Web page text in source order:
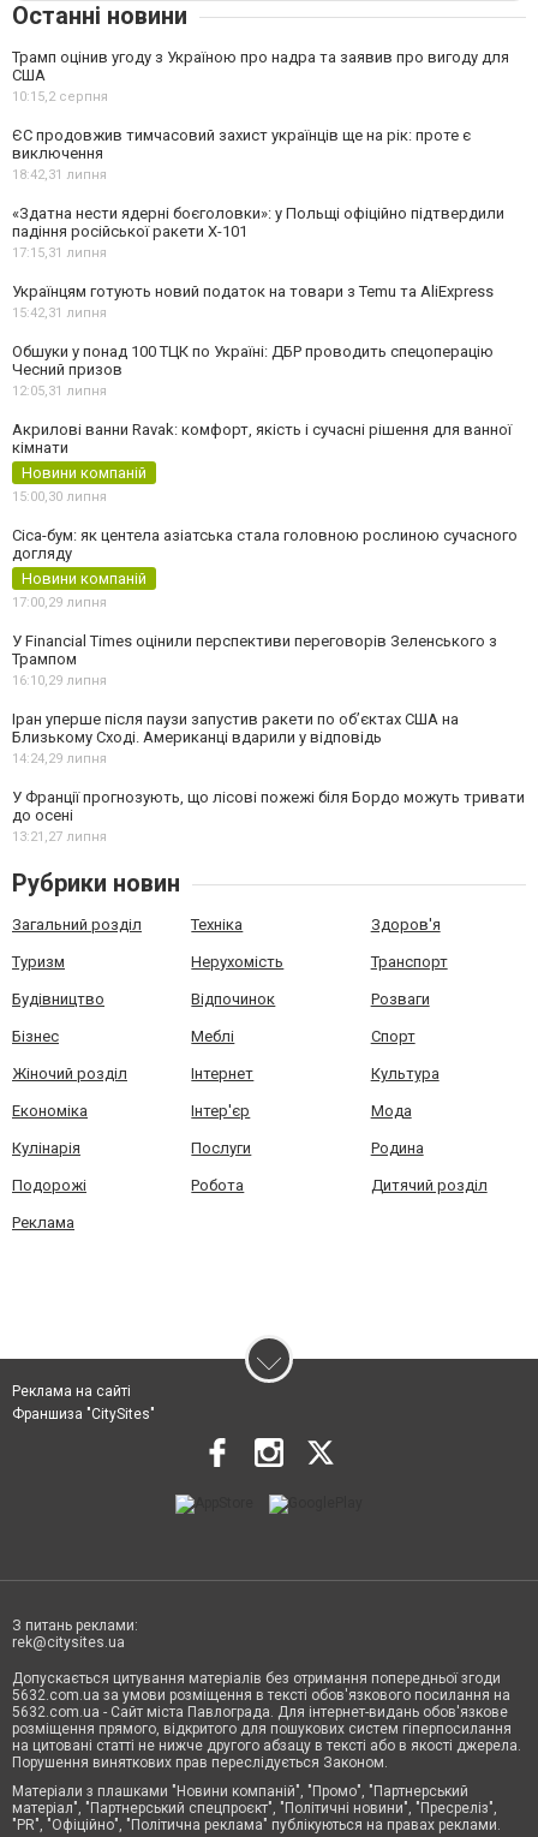
Останні новини
Трамп оцінив угоду з Україною про надра та заявив про вигоду для
США
10:15,2 серпня
ЄС продовжив тимчасовий захист українців ще на рік: проте є
виключення
18:42,31 липня
«Здатна нести ядерні боєголовки»: у Польщі офіційно підтвердили
падіння російської ракети Х-101
17:15,31 липня
Українцям готують новий податок на товари з Temu та AliExpress
15:42,31 липня
Обшуки у понад 100 ТЦК по Україні: ДБР проводить спецоперацію
Чесний призов
12:05,31 липня
Акрилові ванни Ravak: комфорт, якість і сучасні рішення для ванної
кімнати
Новини компаній
15:00,30 липня
Cica-бум: як центела азіатська стала головною рослиною сучасного
догляду
Новини компаній
17:00,29 липня
У Financial Times оцінили перспективи переговорів Зеленського з
Трампом
16:10,29 липня
Іран уперше після паузи запустив ракети по обʼєктах США на
Близькому Сході. Американці вдарили у відповідь
14:24,29 липня
У Франції прогнозують, що лісові пожежі біля Бордо можуть тривати
до осені
13:21,27 липня
Рубрики новин
Загальний розділ Техніка Здоров'я
Туризм Нерухомість Транспорт
Будівництво Відпочинок Розваги
Бізнес Меблі Спорт
Жіночий розділ Інтернет Культура
Економіка Інтер'єр Мода
Кулінарія Послуги Родина
Подорожі Робота Дитячий розділ
Реклама
Реклама на сайті
Франшиза "CitySites"
З питань реклами:
rek@citysites.ua
Допускається цитування матеріалів без отримання попередньої згоди
5632.com.ua за умови розміщення в тексті обов'язкового посилання на
5632.com.ua - Сайт міста Павлограда. Для інтернет-видань обов'язкове
розміщення прямого, відкритого для пошукових систем гіперпосилання
на цитовані статті не нижче другого абзацу в тексті або в якості джерела.
Порушення виняткових прав переслідується Законом.
Матеріали з плашками "Новини компаній", "Промо", "Партнерський
матеріал", "Партнерський спецпроєкт", "Політичні новини", "Пресреліз",
"PR", "Офіційно", "Політична реклама" публікуються на правах реклами.